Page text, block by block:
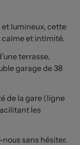
et lumineux, cette
et intimité.
terrasse,
garage de 38
de la gare (ligne
les
sans hésiter.